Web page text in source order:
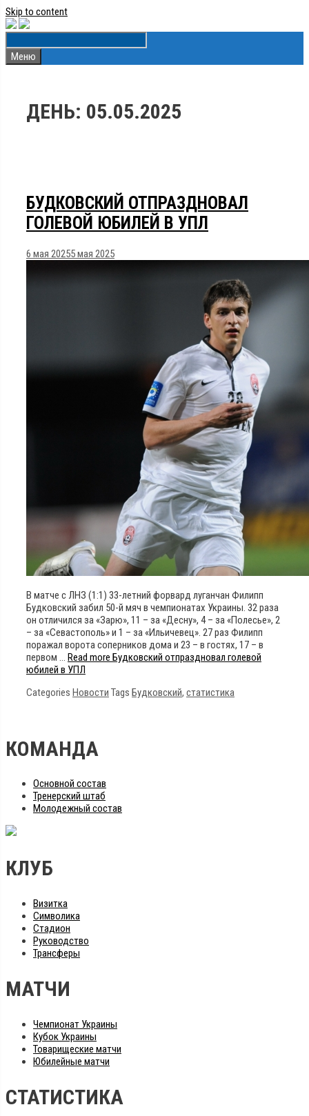
Skip to content
Меню
ДЕНЬ: 05.05.2025
БУДКОВСКИЙ ОТПРАЗДНОВАЛ
ГОЛЕВОЙ ЮБИЛЕЙ В УПЛ
6 мая 20255 мая 2025
В матче с ЛНЗ (1:1) 33-летний форвард луганчан Филипп
Будковский забил 50-й мяч в чемпионатах Украины. 32 раза
он отличился за «Зарю», 11 – за «Десну», 4 – за «Полесье», 2
– за «Севастополь» и 1 – за «Ильичевец». 27 раз Филипп
поражал ворота соперников дома и 23 – в гостях, 17 – в
первом … Read more Будковский отпраздновал голевой
юбилей в УПЛ
Categories Новости Tags Будковский, статистика
КОМАНДА
Основной состав
Тренерский штаб
Молодежный состав
КЛУБ
Визитка
Символика
Стадион
Руководство
Трансферы
МАТЧИ
Чемпионат Украины
Кубок Украины
Товарищеские матчи
Юбилейные матчи
СТАТИСТИКА